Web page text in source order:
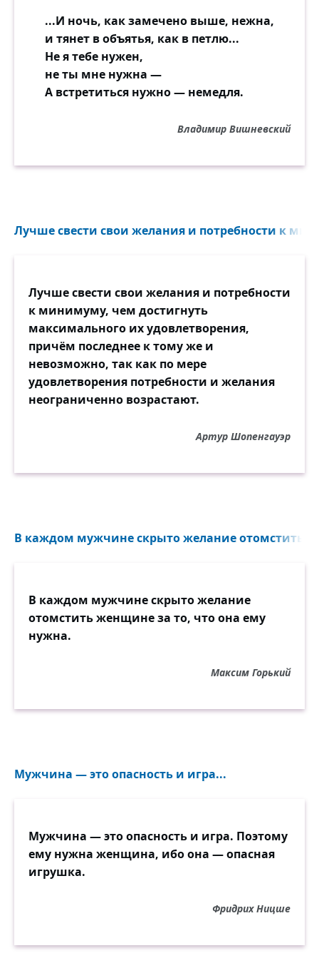
...И ночь, как замечено выше, нежна,
и тянет в объятья, как в петлю...
Не я тебе нужен,
не ты мне нужна —
А встретиться нужно — немедля.
Владимир Вишневский
Лучше свести свои желания и потребности к
Лучше свести свои желания и потребности
к минимуму, чем достигнуть
максимального их удовлетворения,
причём последнее к тому же и
невозможно, так как по мере
удовлетворения потребности и желания
неограниченно возрастают.
Артур Шопенгауэр
В каждом мужчине скрыто желание отомстить
В каждом мужчине скрыто желание
отомстить женщине за то, что она ему
нужна.
Максим Горький
Мужчина — это опасность и игра...
Мужчина — это опасность и игра. Поэтому
ему нужна женщина, ибо она — опасная
игрушка.
Фридрих Ницше